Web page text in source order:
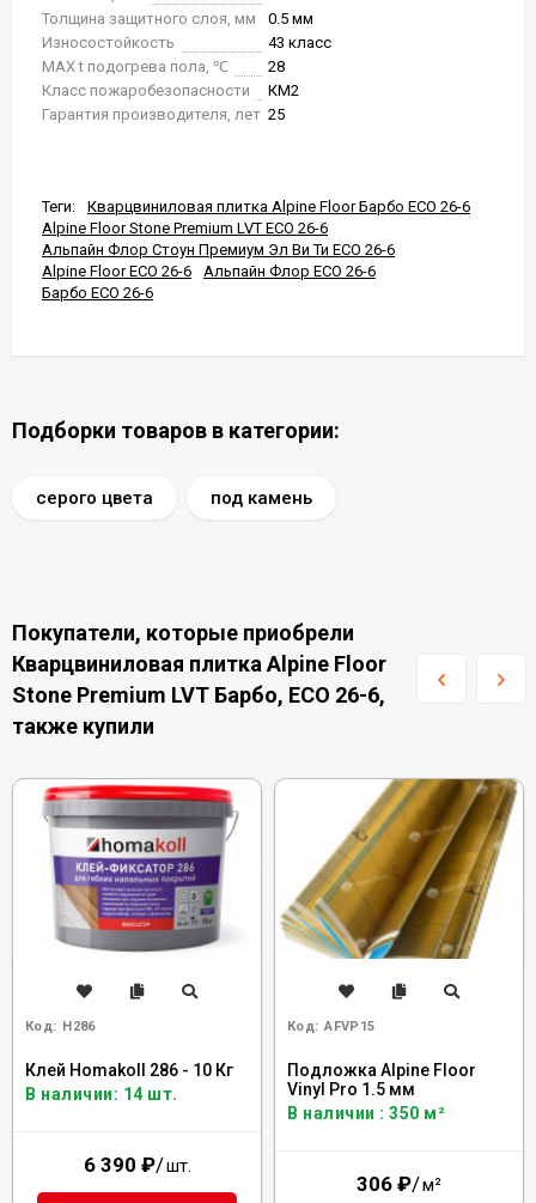
Толщина защитного слоя, мм
0.5 мм
Износостойкость
43 класс
MAX t подогрева пола, ℃
28
Класс пожаробезопасности
КМ2
Гарантия производителя, лет 25
Теги:
Кварцвиниловая плитка Alpine Floor Барбо ECO 26-6
Alpine Floor Stone Premium LVT ECO 26-6
Альпайн Флор Стоун Премиум Эл Ви Ти ECO 26-6
Alpine Floor ECO 26-6
Альпайн Флор ECO 26-6
Барбо ECO 26-6
Подборки товаров в категории:
серого цвета под камень
Покупатели, которые приобрели
Кварцвиниловая плитка Alpine Floor
Stone Premium LVT Барбо, ECO 26-6,
также купили
Код: H286
Клей Homakoll 286 - 10 Кг
В наличии: 14 шт.
6 390 ₽/шт.
Код: AFVP15
Подложка Alpine Floor
Vinyl Pro 1.5 мм
В наличии : 350 м²
306 ₽/м²